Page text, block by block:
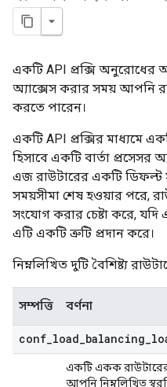
একটি API প্রক্সি অনুরোধের
অ্যাক্সেস করার সময় আপনি
করতে পারেন।
একটি API প্রক্সির মাধ্যমে
হিসাবে একটি বার্তা প্রসেসর
এজ রাউটারের একটি ডিফল্ট
সময়সীমা শেষ হওয়ার পরে,
সংযোগ করার চেষ্টা করে,
এটি একটি ত্রুটি প্রদান করে।
নিম্নলিখিত দুটি বৈশিষ্ট্য
সম্পত্তি বর্ণনা
conf load balancing
একটি একক রাউটারের
আপনি নিম্নলিখিত